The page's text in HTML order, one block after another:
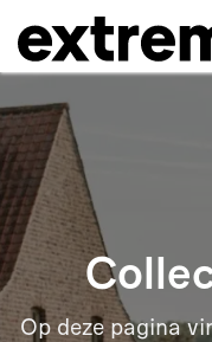
Overslaan naar inhoud
Op deze pagina